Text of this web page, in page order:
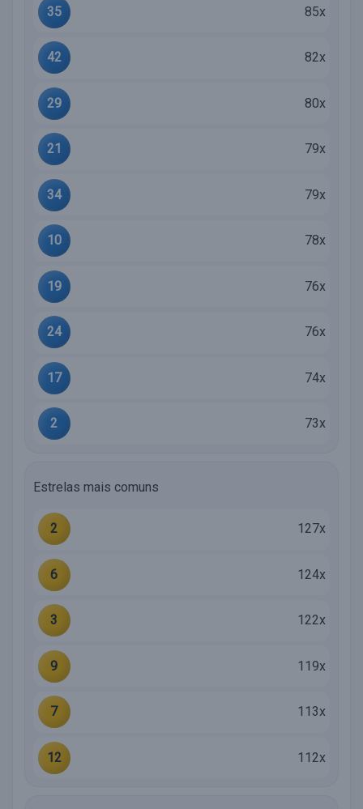
35 85x
42 82x
29 80x
21 79x
34 79x
10 78x
19 76x
24 76x
17 74x
2 73x
Estrelas mais comuns
2 127x
6 124x
3 122x
9 119x
7 113x
12 112x